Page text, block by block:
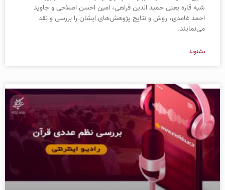
شبه قاره یعنی حمید الدین فراهی، امین احسن اصلاحی و جاوید
احمد غامدی، روش و نتایج پژوهش‌های ایشان را بررسی و نقد
می‌نمایند.
بشنوید